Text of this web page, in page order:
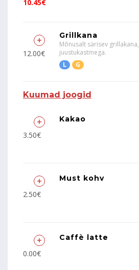
10.45€
12.00€
Grillkana
Mõnusalt särisev grillakana,
juustukastmega.
L
G
Kuumad joogid
3.50€
Kakao
2.50€
Must kohv
0.00€
Caffè latte